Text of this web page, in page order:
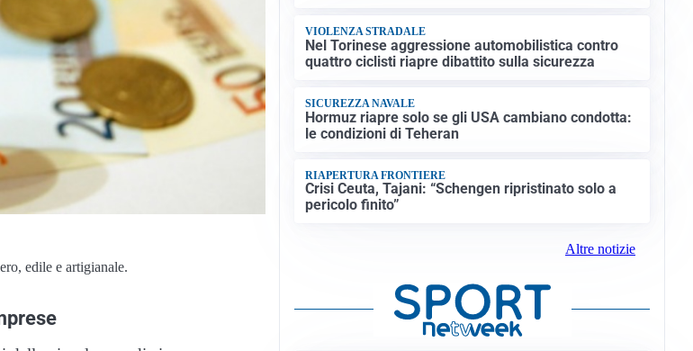
edile e artigianale.
VIOLENZA STRADALE
Nel Torinese aggressione automobilistica contro
quattro ciclisti riapre dibattito sulla sicurezza
SICUREZZA NAVALE
Hormuz riapre solo se gli USA cambiano condotta:
le condizioni di Teheran
RIAPERTURA FRONTIERE
Crisi Ceuta, Tajani: “Schengen ripristinato solo a
pericolo finito”
Altre notizie